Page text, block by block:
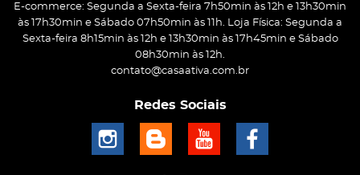
E-commerce: Segunda a Sexta-feira 7h50min às 12h e 13h30min
às 17h30min e Sábado 07h50min às 11h. Loja Física: Segunda a
Sexta-feira 8h15min às 12h e 13h30min às 17h45min e Sábado
08h30min às 12h.
contato@casaativa.com.br
Redes Sociais